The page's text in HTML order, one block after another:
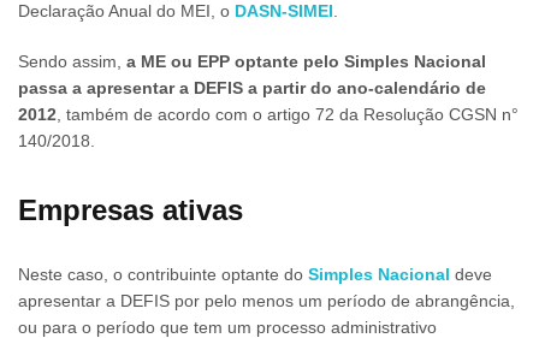
Declaração Anual do MEI, o DASN-SIMEI
Sendo assim, a ME ou EPP optante pelo Simples Nacional
passa a apresentar a DEFIS a partir do ano-calendário de
2012 , também de acordo com o artigo 72 da Resolução CGSN n°
140/2018.
Empresas ativas
Neste caso, o contribuinte optante do Simples Nacional deve
apresentar a DEFIS por pelo menos um período de abrangência,
ou para o período que tem um processo administrativo